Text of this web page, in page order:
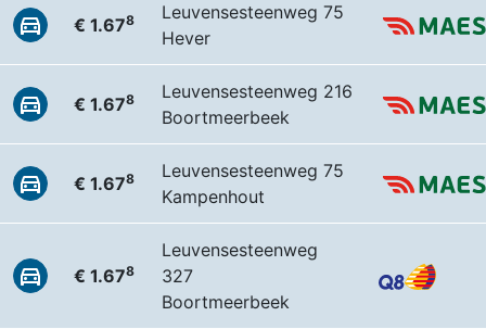
€ 1.678
Leuvensesteenweg 75
Hever
€ 1.678
Leuvensesteenweg 216
Boortmeerbeek
€ 1.678
Leuvensesteenweg 75
Kampenhout
€ 1.678
Leuvensesteenweg
327
Boortmeerbeek